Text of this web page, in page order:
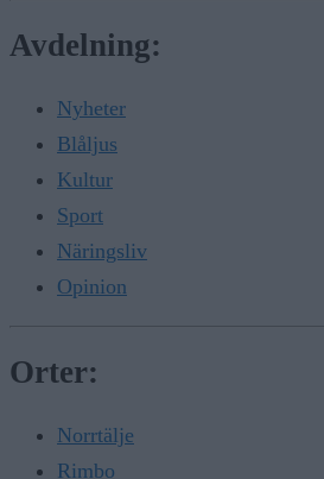
Avdelning:
Nyheter
Blåljus
Kultur
Sport
Näringsliv
Opinion
Orter:
Norrtälje
Rimbo